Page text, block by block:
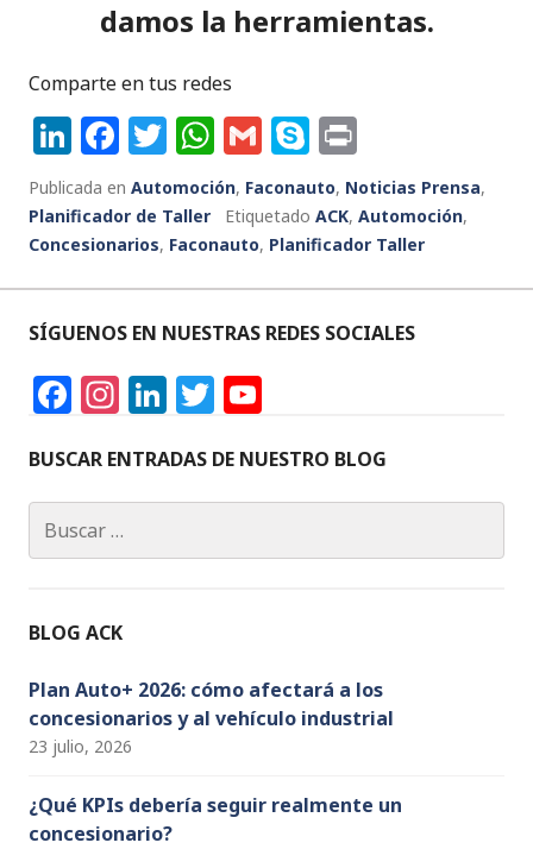
damos la herramientas.
Comparte en tus redes
Li
n
k
e
dI
n
F
a
c
e
b
o
o
k
T
w
it
te
r
W
h
a
ts
A
p
p
G
m
ai
l
S
k
y
p
e
ri
n
t
Publicada en Automoción, Faconauto, Noticias Prensa,
Planificador de Taller
Etiquetado ACK, Automoción,
Concesionarios, Faconauto, Planificador Taller
SÍGUENOS EN NUESTRAS REDES SOCIALES
F
c
e
b
o
In
a
g
ra
Li
k
e
dI
T
it
te
r
u
T
u
h
a
n
BUSCAR ENTRADAS DE NUESTRO BLOG
BLOG ACK
Plan Auto+ 2026: cómo afectará a los
concesionarios y al vehículo industrial
23 julio, 2026
¿Qué KPIs debería seguir realmente un
concesionario?